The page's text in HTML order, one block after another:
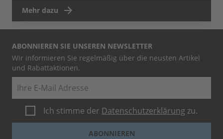
Mehr dazu
ABONNIEREN SIE UNSEREN NEWSLETTER
Wir informieren Sie regelmäßig über die neusten Artikel
und Rabattaktionen.
Ich stimme der Datenschutzerklärung zu.
ABONNIEREN